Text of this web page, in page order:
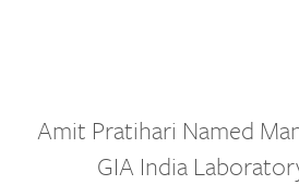
Amit Pratihari Named
GIA India